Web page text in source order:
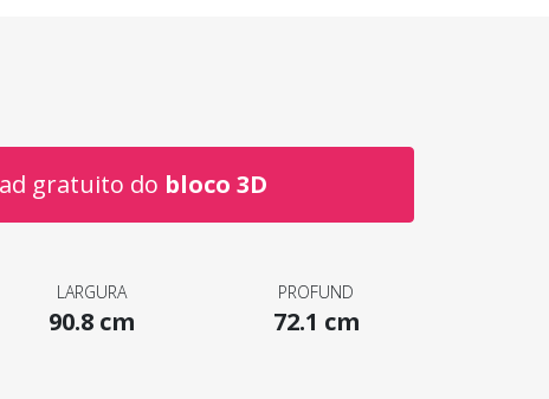
gratuito do bloco 3D
LARGURA
90.8 cm
PROFUND
72.1 cm